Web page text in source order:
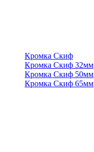
Кромка Скиф
Кромка Скиф 32мм
Кромка Скиф 50мм
Кромка Скиф 65мм